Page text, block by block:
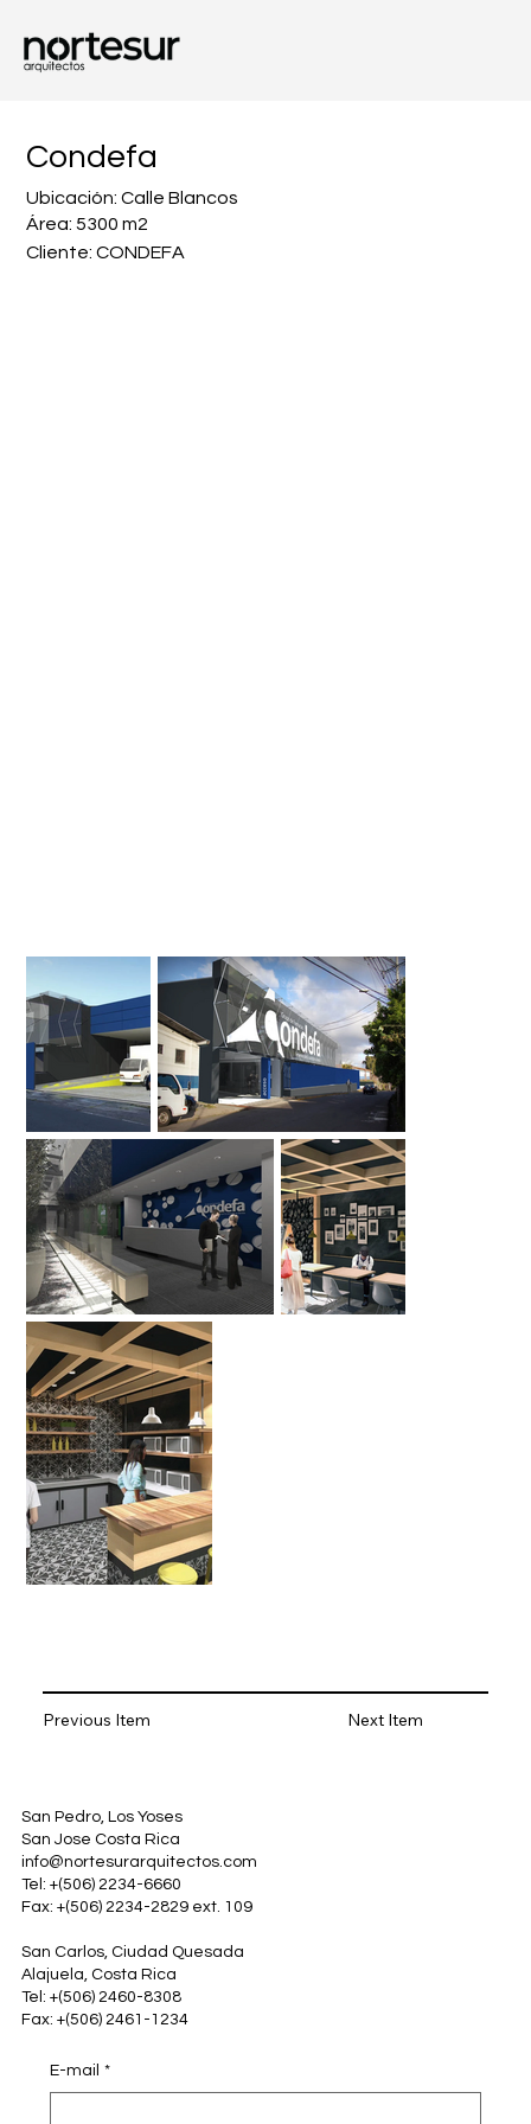
Condefa
Ubicación: Calle Blancos
Área: 5300 m2
Cliente: CONDEFA
Previous Item Next Item
San Pedro, Los Yoses
San Jose Costa Rica
info@nortesurarquitectos.com
Tel: +(506) 2234-6660
Fax: +(506) 2234-2829 ext. 109
San Carlos, Ciudad Quesada
Alajuela, Costa Rica
Tel: +(506) 2460-8308
Fax: +(506) 2461-1234
E-mail *